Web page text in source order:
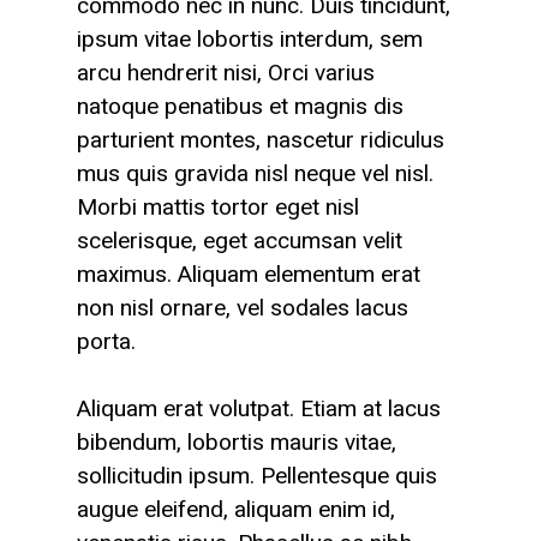
ipsum vitae lobortis interdum, sem
arcu hendrerit nisi, Orci varius
natoque penatibus et magnis dis
parturient montes, nascetur ridiculus
mus quis gravida nisl neque vel nisl.
Morbi mattis tortor eget nisl
scelerisque, eget accumsan velit
maximus. Aliquam elementum erat
non nisl ornare, vel sodales lacus
porta.
Aliquam erat volutpat. Etiam at lacus
bibendum, lobortis mauris vitae,
sollicitudin ipsum. Pellentesque quis
augue eleifend, aliquam enim id,